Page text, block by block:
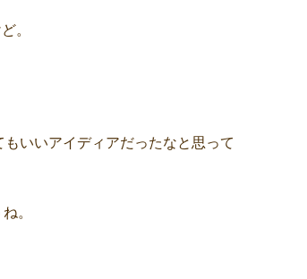
。
いいアイディアだったなと思って
。